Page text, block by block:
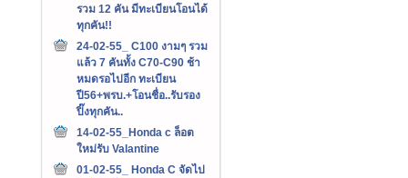
รวม 12 คัน มีทะเบียนโอนได้
ทุกคัน!!
24-02-55_ C100 งามๆ รวม
แล้ว 7 คันทั้ง C70-C90 ช้า
หมดรอไปอีก ทะเบียน
ปี56+พรบ.+โอนชื่อ..รับรอง
ปิ๊งทุกคัน..
14-02-55_Honda c ล็อต
ใหม่รับ Valantine
01-02-55_ Honda C จัดไป